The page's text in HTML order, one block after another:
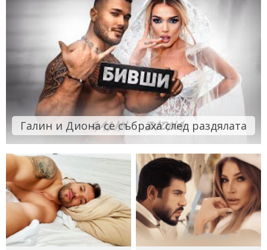
Галин и Диона се събраха след раздялата